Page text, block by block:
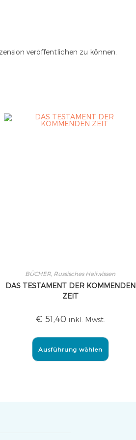
veröffentlichen zu können.
BÜCHER, Russisches Heilwissen
DAS TESTAMENT DER KOMMENDEN
ZEIT
€ 51,40 inkl. Mwst.
Ausführung wählen